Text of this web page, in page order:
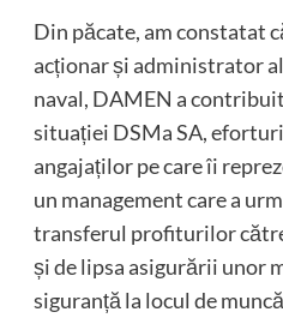
Din păcate, am constatat
acționar și administrator
naval, DAMEN a
situației DSMa SA,
angajaților pe care îi
un management care a
transferul profiturilor
și de lipsa asigurării unor
siguranță la locul de